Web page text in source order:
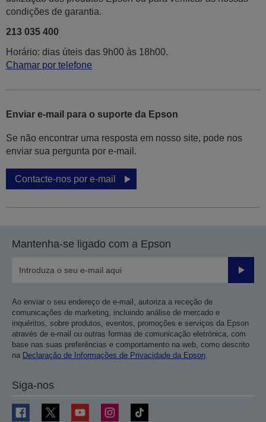
condições de garantia.
213 035 400
Horário: dias úteis das 9h00 às 18h00.
Chamar por telefone
Enviar e-mail para o suporte da Epson
Se não encontrar uma resposta em nosso site, pode nos
enviar sua pergunta por e-mail.
Contacte-nos por e-mail
Mantenha-se ligado com a Epson
Enviar
Ao enviar o seu endereço de e-mail, autoriza a receção de
comunicações de marketing, incluindo análise de mercado e
inquéritos, sobre produtos, eventos, promoções e serviços da Epson
através de e-mail ou outras formas de comunicação eletrónica, com
base nas suas preferências e comportamento na web, como descrito
na Declaração de Informações de Privacidade da Epson.
Siga-nos